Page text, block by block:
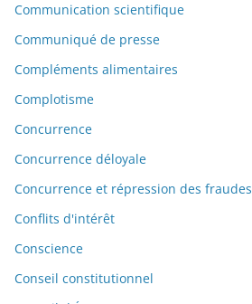
Communication scientifique
Communiqué de presse
Compléments alimentaires
Complotisme
Concurrence
Concurrence déloyale
Concurrence et répression des fraudes
Conflits d'intérêt
Conscience
Conseil constitutionnel